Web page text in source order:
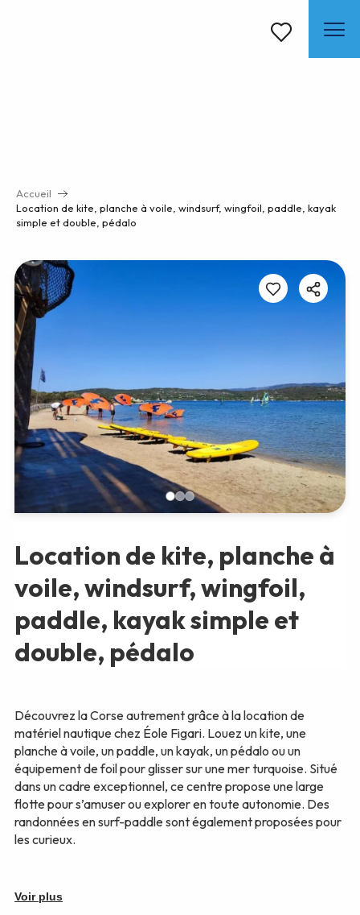
Voir les favoris
Accueil
Location de kite, planche à voile, windsurf, wingfoil, paddle, kayak
simple et double, pédalo